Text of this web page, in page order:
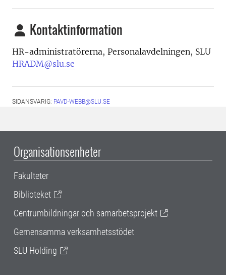
Kontaktinformation
HR-administratörerna, Personalavdelningen, SLU
HRADM@slu.se
SIDANSVARIG: PAVD-WEBB@SLU.SE
Organisationsenheter
Fakulteter
Biblioteket
Centrumbildningar och samarbetsprojekt
Gemensamma verksamhetsstödet
SLU Holding